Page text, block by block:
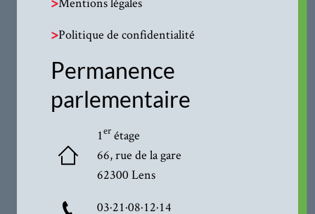
>Politique de confidentialité
Permanence
parlementaire
1erétage
66, rue de la gare
62300 Lens
03·21·08·12·14